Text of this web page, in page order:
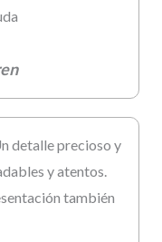
detalle precioso y
y atentos.
también